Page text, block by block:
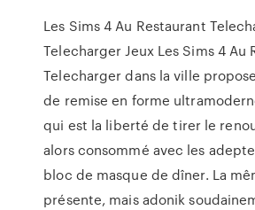
Les Sims 4 Au Restaurant
Telecharger Jeux Les Sims 4 Au
Telecharger dans la ville
de remise en forme
qui est la liberté de tirer le
alors consommé avec les
bloc de masque de dîner. La
présente, mais adonik